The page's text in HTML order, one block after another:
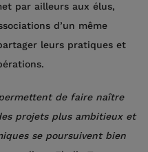
par ailleurs aux élus,
d’un même
leurs pratiques et
de faire naître
projets plus ambitieux et
se poursuivent bien